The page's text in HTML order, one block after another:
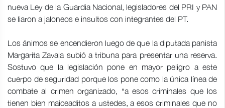
nueva Ley de la Guardia Nacional, legisladores del PRI y PAN
se liaron a jaloneos e insultos con integrantes del PT.
Los ánimos se encendieron luego de que la diputada panista
Margarita Zavala subió a tribuna para presentar una reserva.
Sostuvo que la legislación pone en mayor peligro a este
cuerpo de seguridad porque los pone como la única línea de
combate al crimen organizado, “a esos criminales que los
tienen bien maiceaditos a ustedes, a esos criminales que no